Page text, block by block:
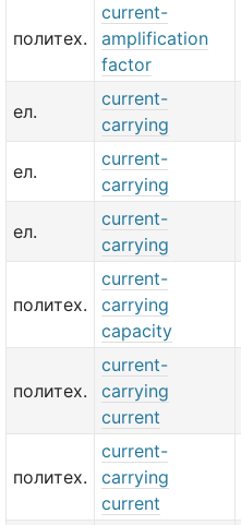
политех.
current-
amplification
factor
ел.
current-
carrying
ел.
current-
carrying
ел.
current-
carrying
политех.
current-
carrying
capacity
политех.
current-
carrying
current
политех.
current-
carrying
current